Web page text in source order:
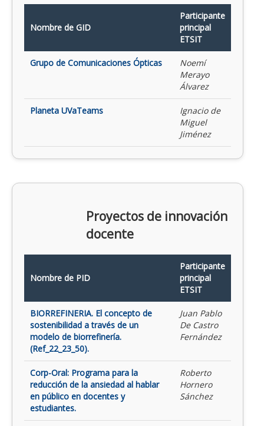
Nombre de GID
Participante
principal
ETSIT
Grupo de Comunicaciones Ópticas
Noemí
Merayo
Álvarez
Planeta UVaTeams
Ignacio de
Miguel
Jiménez
Proyectos de innovación
docente
Nombre de PID
Participante
principal
ETSIT
BIORREFINERIA. El concepto de
sostenibilidad a través de un
modelo de biorrefinería.
(Ref_22_23_50).
Juan Pablo
De Castro
Fernández
Corp-Oral: Programa para la
reducción de la ansiedad al hablar
en público en docentes y
estudiantes.
Roberto
Hornero
Sánchez